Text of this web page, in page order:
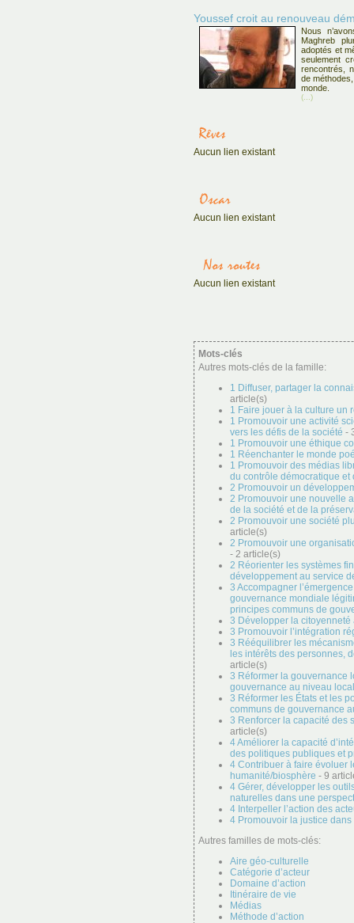
Youssef croit au renouveau
Nous
Maghreb
adoptés et
seulement
rencontrés,
de
monde.
(...)
Aucun lien existant
Aucun lien existant
Aucun lien existant
Mots-clés
Autres mots-clés de la famille:
1 Diffuser, partager la
article(s)
1 Faire jouer à la culture un
1 Promouvoir une activité
vers les défis de la société -
1 Promouvoir une éthique
1 Réenchanter le monde
1 Promouvoir des médias
du contrôle démocratique et
2 Promouvoir un
2 Promouvoir une nouvelle
de la société et de la
2 Promouvoir une société
article(s)
2 Promouvoir une
- 2 article(s)
2 Réorienter les systèmes
développement au service
3 Accompagner
gouvernance mondiale
principes communs de
3 Développer la citoyenneté
3 Promouvoir l’intégration
3 Rééquilibrer les
les intérêts des personnes,
article(s)
3 Réformer la gouvernance
gouvernance au niveau local
3 Réformer les États et les
communs de gouvernance
3 Renforcer la capacité des
article(s)
4 Améliorer la capacité
des politiques publiques et
4 Contribuer à faire évoluer
humanité/biosphère - 9
4 Gérer, développer les
naturelles dans une
4 Interpeller l’action des
4 Promouvoir la justice
Autres familles de mots-clés:
Aire géo-culturelle
Catégorie d’acteur
Domaine d’action
Itinéraire de vie
Médias
Méthode d’action